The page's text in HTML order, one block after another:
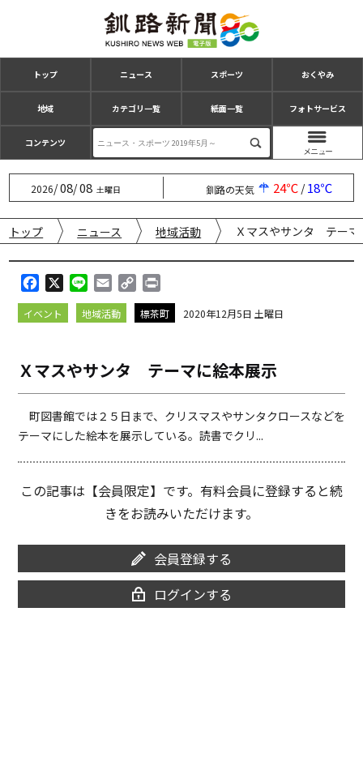
トップ ニュース スポーツ おくやみ
地域 カテゴリ一覧 紙面一覧 フォトサービス
コンテンツ
2026/08/08 土曜日 釧路の天気 24℃/18℃
トップ ニュース 地域活動 Ｘマスやサンタ テーマ
a
c
o
o
k
i
n
m
a
o
p
n
k
r
i
イベント 地域活動 標茶町 2020年12月5日 土曜日
Ｘマスやサンタ テーマに絵本展示
町図書館では２５日まで、クリスマスやサンタクロースなどを
テーマにした絵本を展示している。読書でクリ...
この記事は【会員限定】です。有料会員に登録すると続
きをお読みいただけます。
会員登録する
ログインする